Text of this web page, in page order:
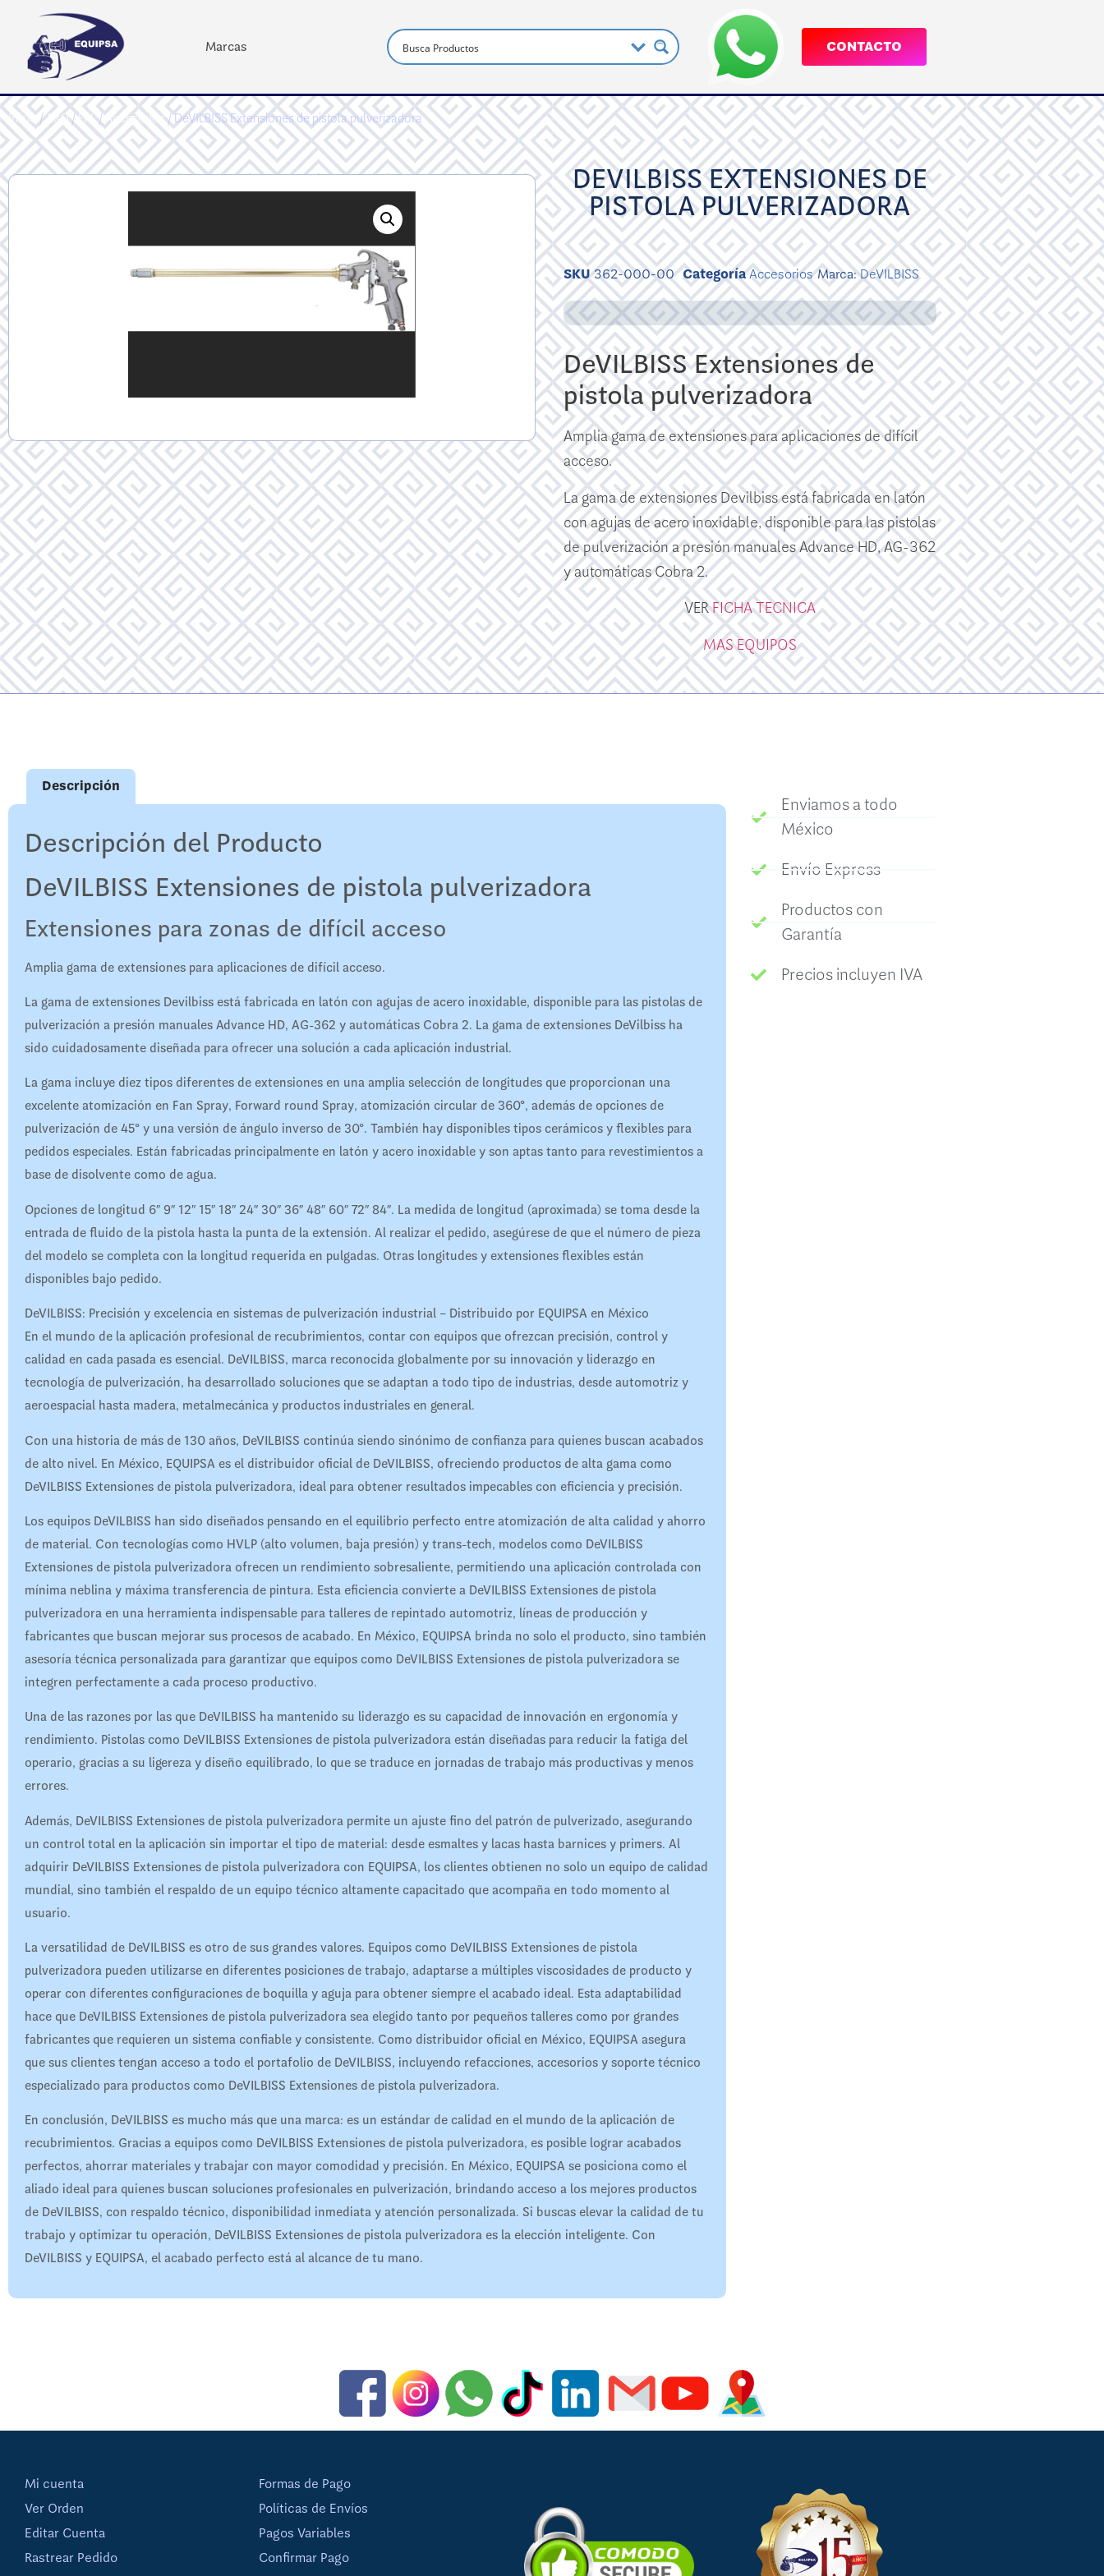
Marcas CONTACTO
Inicio/ARO/FRL/Accesorios/ DeVILBISS Extensiones de pistola pulverizadora
DEVILBISS EXTENSIONES DE
PISTOLA PULVERIZADORA
SKU362-000-00 CategoríaAccesorios Marca:DeVILBISS
DeVILBISS Extensiones de
pistola pulverizadora
Amplia gama de extensiones para aplicaciones de difícil
acceso.
La gama de extensiones Devilbiss está fabricada en latón
con agujas de acero inoxidable, disponible para las pistolas
de pulverización a presión manuales Advance HD, AG-362
y automáticas Cobra 2.
VERFICHA TECNICA
MAS EQUIPOS
Descripción
Descripción del Producto
DeVILBISS Extensiones de pistola pulverizadora
Extensiones para zonas de difícil acceso
Amplia gama de extensiones para aplicaciones de difícil acceso.
La gama de extensiones Devilbiss está fabricada en latón con agujas de acero inoxidable, disponible para las pistolas de
pulverización a presión manuales Advance HD, AG-362 y automáticas Cobra 2. La gama de extensiones DeVilbiss ha
sido cuidadosamente diseñada para ofrecer una solución a cada aplicación industrial.
La gama incluye diez tipos diferentes de extensiones en una amplia selección de longitudes que proporcionan una
excelente atomización en Fan Spray, Forward round Spray, atomización circular de 360°, además de opciones de
pulverización de 45° y una versión de ángulo inverso de 30°. También hay disponibles tipos cerámicos y flexibles para
pedidos especiales. Están fabricadas principalmente en latón y acero inoxidable y son aptas tanto para revestimientos a
base de disolvente como de agua.
Opciones de longitud 6″ 9″ 12″ 15″ 18″ 24″ 30″ 36″ 48″ 60″ 72″ 84″. La medida de longitud (aproximada) se toma desde la
entrada de fluido de la pistola hasta la punta de la extensión. Al realizar el pedido, asegúrese de que el número de pieza
del modelo se completa con la longitud requerida en pulgadas. Otras longitudes y extensiones flexibles están
disponibles bajo pedido.
DeVILBISS: Precisión y excelencia en sistemas de pulverización industrial – Distribuido por EQUIPSA en México
En el mundo de la aplicación profesional de recubrimientos, contar con equipos que ofrezcan precisión, control y
calidad en cada pasada es esencial. DeVILBISS, marca reconocida globalmente por su innovación y liderazgo en
tecnología de pulverización, ha desarrollado soluciones que se adaptan a todo tipo de industrias, desde automotriz y
aeroespacial hasta madera, metalmecánica y productos industriales en general.
Con una historia de más de 130 años, DeVILBISS continúa siendo sinónimo de confianza para quienes buscan acabados
de alto nivel. En México, EQUIPSA es el distribuidor oficial de DeVILBISS, ofreciendo productos de alta gama como
DeVILBISS Extensiones de pistola pulverizadora, ideal para obtener resultados impecables con eficiencia y precisión.
Los equipos DeVILBISS han sido diseñados pensando en el equilibrio perfecto entre atomización de alta calidad y ahorro
de material. Con tecnologías como HVLP (alto volumen, baja presión) y trans-tech, modelos como DeVILBISS
Extensiones de pistola pulverizadora ofrecen un rendimiento sobresaliente, permitiendo una aplicación controlada con
mínima neblina y máxima transferencia de pintura. Esta eficiencia convierte a DeVILBISS Extensiones de pistola
pulverizadora en una herramienta indispensable para talleres de repintado automotriz, líneas de producción y
fabricantes que buscan mejorar sus procesos de acabado. En México, EQUIPSA brinda no solo el producto, sino también
asesoría técnica personalizada para garantizar que equipos como DeVILBISS Extensiones de pistola pulverizadora se
integren perfectamente a cada proceso productivo.
Una de las razones por las que DeVILBISS ha mantenido su liderazgo es su capacidad de innovación en ergonomía y
rendimiento. Pistolas como DeVILBISS Extensiones de pistola pulverizadora están diseñadas para reducir la fatiga del
operario, gracias a su ligereza y diseño equilibrado, lo que se traduce en jornadas de trabajo más productivas y menos
errores.
Además, DeVILBISS Extensiones de pistola pulverizadora permite un ajuste fino del patrón de pulverizado, asegurando
un control total en la aplicación sin importar el tipo de material: desde esmaltes y lacas hasta barnices y primers. Al
adquirir DeVILBISS Extensiones de pistola pulverizadora con EQUIPSA, los clientes obtienen no solo un equipo de calidad
mundial, sino también el respaldo de un equipo técnico altamente capacitado que acompaña en todo momento al
usuario.
La versatilidad de DeVILBISS es otro de sus grandes valores. Equipos como DeVILBISS Extensiones de pistola
pulverizadora pueden utilizarse en diferentes posiciones de trabajo, adaptarse a múltiples viscosidades de producto y
operar con diferentes configuraciones de boquilla y aguja para obtener siempre el acabado ideal. Esta adaptabilidad
hace que DeVILBISS Extensiones de pistola pulverizadora sea elegido tanto por pequeños talleres como por grandes
fabricantes que requieren un sistema confiable y consistente. Como distribuidor oficial en México, EQUIPSA asegura
que sus clientes tengan acceso a todo el portafolio de DeVILBISS, incluyendo refacciones, accesorios y soporte técnico
especializado para productos como DeVILBISS Extensiones de pistola pulverizadora.
En conclusión, DeVILBISS es mucho más que una marca: es un estándar de calidad en el mundo de la aplicación de
recubrimientos. Gracias a equipos como DeVILBISS Extensiones de pistola pulverizadora, es posible lograr acabados
perfectos, ahorrar materiales y trabajar con mayor comodidad y precisión. En México, EQUIPSA se posiciona como el
aliado ideal para quienes buscan soluciones profesionales en pulverización, brindando acceso a los mejores productos
de DeVILBISS, con respaldo técnico, disponibilidad inmediata y atención personalizada. Si buscas elevar la calidad de tu
trabajo y optimizar tu operación, DeVILBISS Extensiones de pistola pulverizadora es la elección inteligente. Con
DeVILBISS y EQUIPSA, el acabado perfecto está al alcance de tu mano.
Enviamos a todo
México
Envío Express
Productos con
Garantía
Precios incluyen IVA
Mi cuenta
Ver Orden
Editar Cuenta
Rastrear Pedido
Formas de Pago
Políticas de Envíos
Pagos Variables
Confirmar Pago